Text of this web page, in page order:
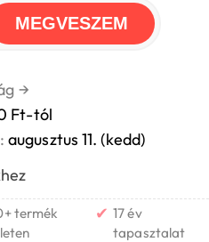
MEGVESZEM
→
Ft-tól
augusztus 11. (kedd)
termék
✔ 17 év
tapasztalat